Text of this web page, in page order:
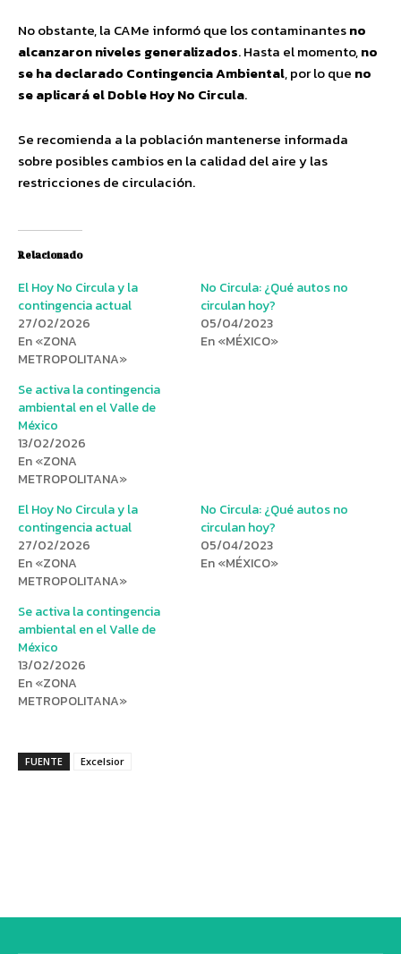
No obstante, la CAMe informó que los contaminantesno
alcanzaron niveles generalizados. Hasta el momento,no
se ha declarado Contingencia Ambiental, por lo que no
se aplicará el Doble Hoy No Circula.
Se recomienda a la población mantenerse informada
sobre posibles cambios en la calidad del aire y las
restricciones de circulación.
Relacionado
El Hoy No Circula y la
contingencia actual
27/02/2026
En «ZONA
METROPOLITANA»
No Circula: ¿Qué autos no
circulan hoy?
05/04/2023
En «MÉXICO»
Se activa la contingencia
ambiental en el Valle de
México
13/02/2026
En «ZONA
METROPOLITANA»
El Hoy No Circula y la
contingencia actual
27/02/2026
En «ZONA
METROPOLITANA»
No Circula: ¿Qué autos no
circulan hoy?
05/04/2023
En «MÉXICO»
Se activa la contingencia
ambiental en el Valle de
México
13/02/2026
En «ZONA
METROPOLITANA»
FUENTE Excelsior